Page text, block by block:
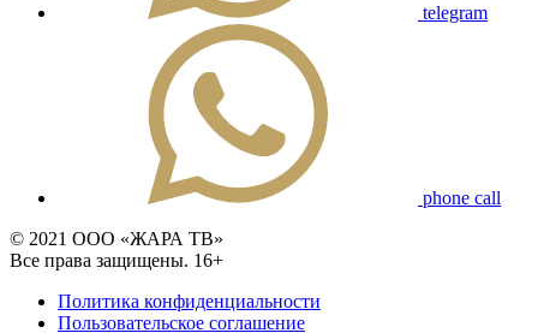
telegram
phone call
© 2021 ООО «ЖАРА ТВ»
Все права защищены. 16+
Политика конфиденциальности
Пользовательское соглашение